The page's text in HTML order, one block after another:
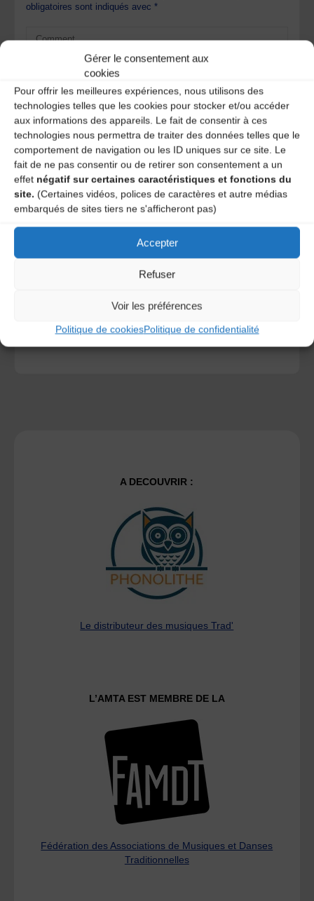
Gérer le consentement aux
cookies
Pour offrir les meilleures expériences, nous utilisons des
technologies telles que les cookies pour stocker et/ou accéder
aux informations des appareils. Le fait de consentir à ces
technologies nous permettra de traiter des données telles que le
comportement de navigation ou les ID uniques sur ce site. Le
fait de ne pas consentir ou de retirer son consentement a un
effet négatif sur certaines caractéristiques et fonctions du
site. (Certaines vidéos, polices de caractères et autre médias
embarqués de sites tiers ne s'afficheront pas)
Accepter
Refuser
Voir les préférences
Politique de cookiesPolitique de confidentialité
obligatoires sont indiqués avec*
Save my name, email, and site URL in my browser for next
time I post a comment.
Ce site utilise Akismet pour réduire les indésirables.
commentaires sont traitées.
A DECOUVRIR :
Le distributeur des musiques Trad'
L’AMTA EST MEMBRE DE LA
Fédération des Associations de Musiques et Danses
Traditionnelles